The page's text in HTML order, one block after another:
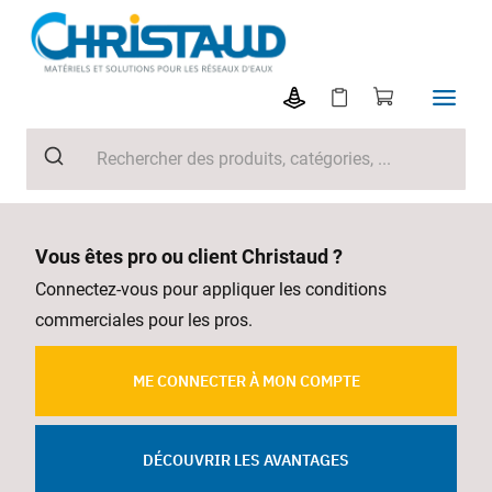
Vous êtes pro ou client Christaud ?
Connectez-vous pour appliquer les conditions
commerciales pour les pros.
ME CONNECTER À MON COMPTE
DÉCOUVRIR LES AVANTAGES